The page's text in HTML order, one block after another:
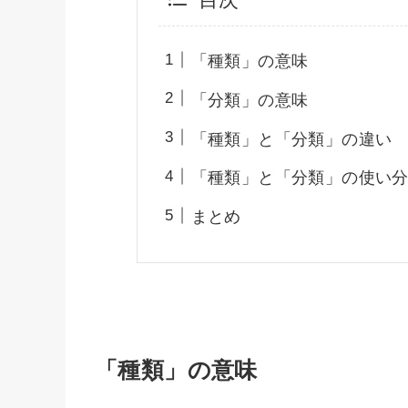
「種類」の意味
「分類」の意味
「種類」と「分類」の違い
「種類」と「分類」の使い
まとめ
「種類」の意味